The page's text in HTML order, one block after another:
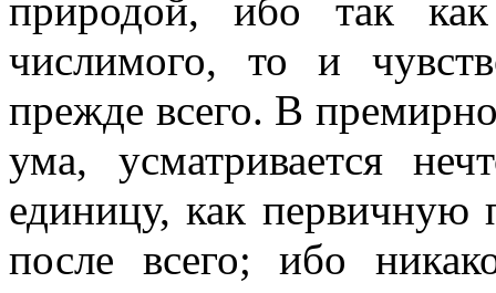
природой, ибо так
числимого, то и
прежде всего. В
ума, усматривается
единицу, как первичную
после всего; ибо